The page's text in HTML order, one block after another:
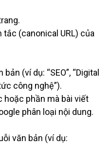
tắc (canonical URL) của
bản (ví dụ: “SEO”, “Digital
công nghệ”).
hoặc phần mà bài viết
phân loại nội dung.
văn bản (ví dụ: